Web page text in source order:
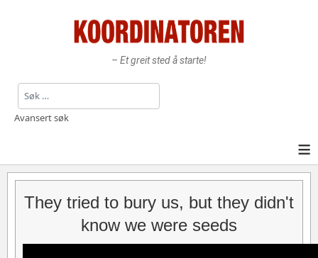
– Et greit sted å starte!
Søk
Avansert søk
≡
They tried to bury us, but they didn't
know we were seeds